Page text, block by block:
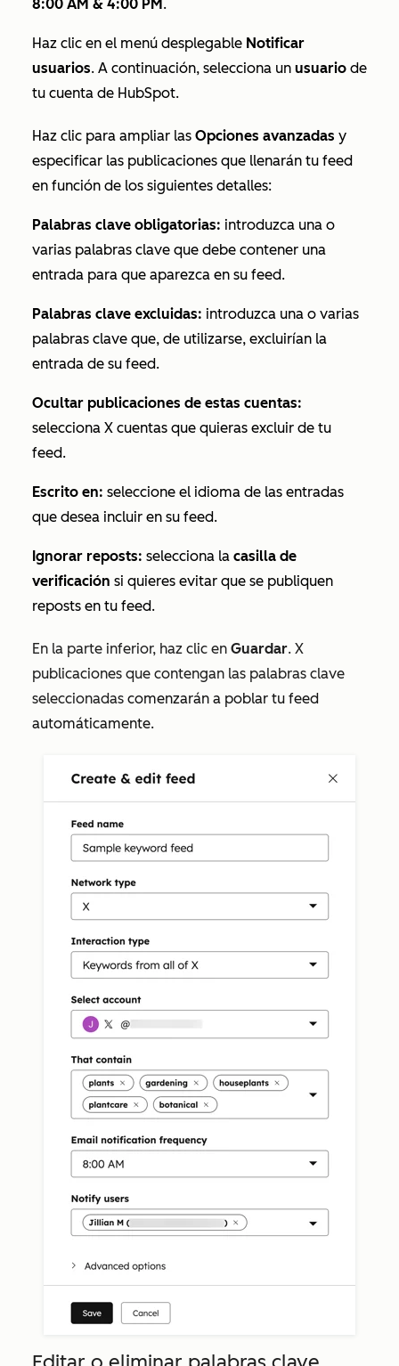
8:00 AM & 4:00 PM .
Haz clic en el menú desplegable Notificar
usuarios. A continuación, selecciona un usuario de
tu cuenta de HubSpot.
Haz clic para ampliar las Opciones avanzadas y
especificar las publicaciones que llenarán tu feed
en función de los siguientes detalles:
Palabras clave obligatorias: introduzca una o
varias palabras clave que debe contener una
entrada para que aparezca en su feed.
Palabras clave excluidas: introduzca una o varias
palabras clave que, de utilizarse, excluirían la
entrada de su feed.
Ocultar publicaciones de estas cuentas:
selecciona X cuentas que quieras excluir de tu
feed.
Escrito en: seleccione el idioma de las entradas
que desea incluir en su feed.
Ignorar reposts: selecciona la casilla de
verificación si quieres evitar que se publiquen
reposts en tu feed.
En la parte inferior, haz clic en Guardar. X
publicaciones que contengan las palabras clave
seleccionadas comenzarán a poblar tu feed
automáticamente.